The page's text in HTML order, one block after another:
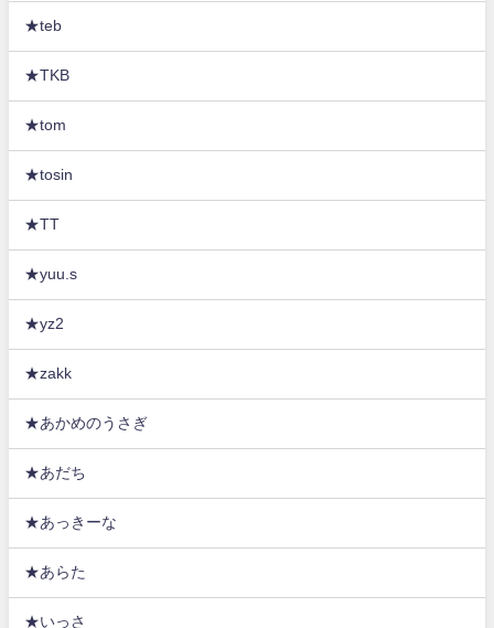
★teb
★TKB
★tom
★tosin
★TT
★yuu.s
★yz2
★zakk
★あかめのうさぎ
★あだち
★あっきーな
★あらた
★いっさ